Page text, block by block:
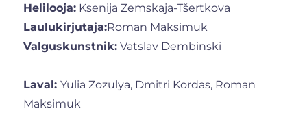
Helilooja: Ksenija Zemskaja-Tšertkova
Laulukirjutaja:Roman Maksimuk
Valguskunstnik: Vatslav Dembinski
Laval:Yulia Zozulya, Dmitri Kordas, Roman
Maksimuk